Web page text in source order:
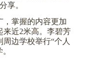
享。
，掌握的内容更加
来近2米高。李碧芳
边学校举行“个人